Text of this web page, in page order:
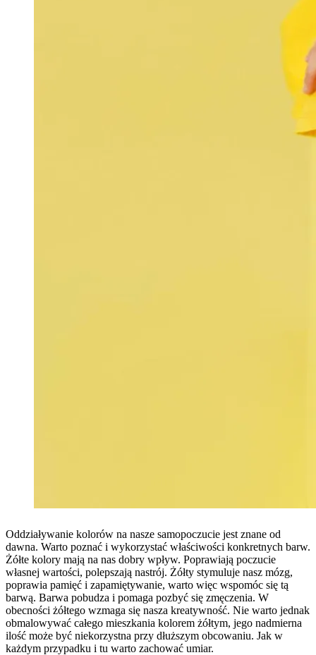
Oddziaływanie kolorów na nasze samopoczucie jest znane od
dawna. Warto poznać i wykorzystać właściwości konkretnych barw.
Żółte kolory mają na nas dobry wpływ. Poprawiają poczucie
własnej wartości, polepszają nastrój. Żółty stymuluje nasz mózg,
poprawia pamięć i zapamiętywanie, warto więc wspomóc się tą
barwą. Barwa pobudza i pomaga pozbyć się zmęczenia. W
obecności żółtego wzmaga się nasza kreatywność. Nie warto jednak
obmalowywać całego mieszkania kolorem żółtym, jego nadmierna
ilość może być niekorzystna przy dłuższym obcowaniu. Jak w
każdym przypadku i tu warto zachować umiar.